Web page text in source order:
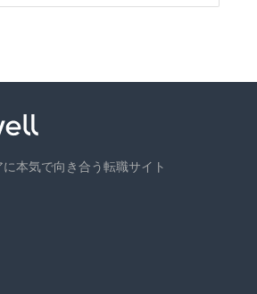
本気で向き合う転職サイト